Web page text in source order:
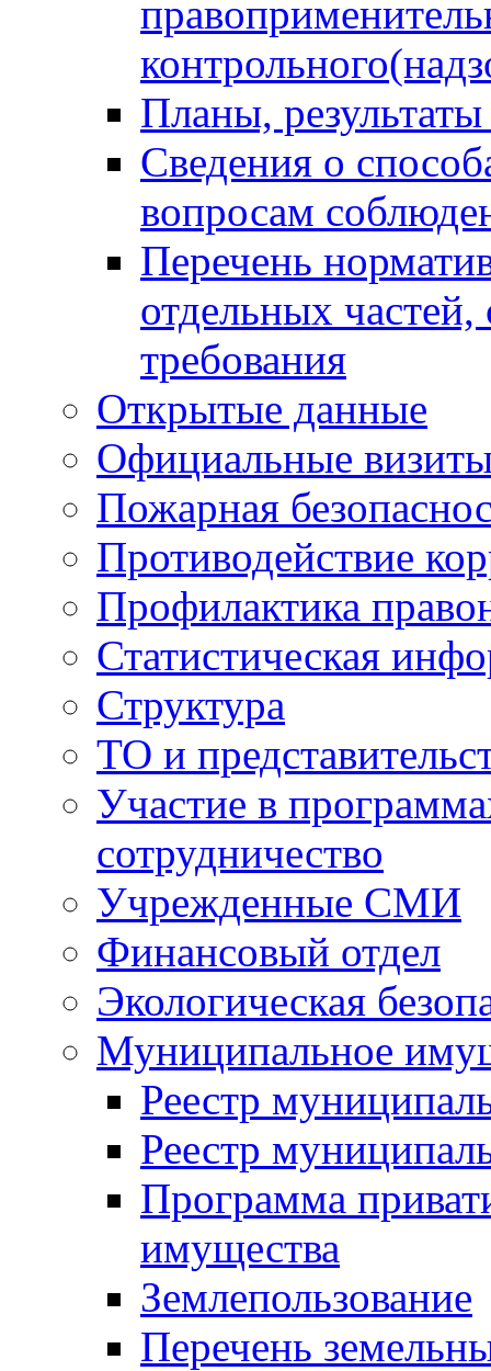
Планы,
Сведения о
вопросам
Перечень
отдельных
требования
Открытые данные
Официальные
Пожарная
Противодействие
Профилактика
Статистическая
Структура
ТО и
Участие в
сотрудничество
Учрежденные СМИ
Финансовый отдел
Экологическая
Муниципальное
Реестр
Реестр
Программа
имущества
Землепользование
Перечень